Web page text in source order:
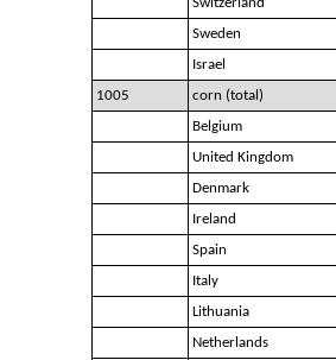
Sweden
Israel
1005
corn (total)
Belgium
United Kingdom
Denmark
Ireland
Spain
Italy
Lithuania
Netherlands